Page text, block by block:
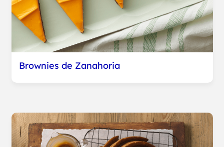
Brownies de Zanahoria